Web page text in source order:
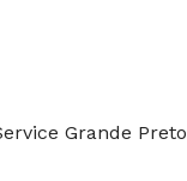
Grande Preto